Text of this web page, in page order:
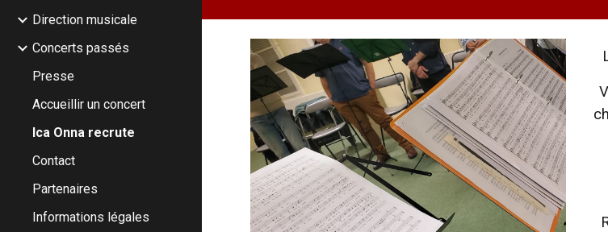
Direction musicale
Concerts passés
Presse
Accueillir un concert
Ica Onna recrute
Contact
Partenaires
Informations légales